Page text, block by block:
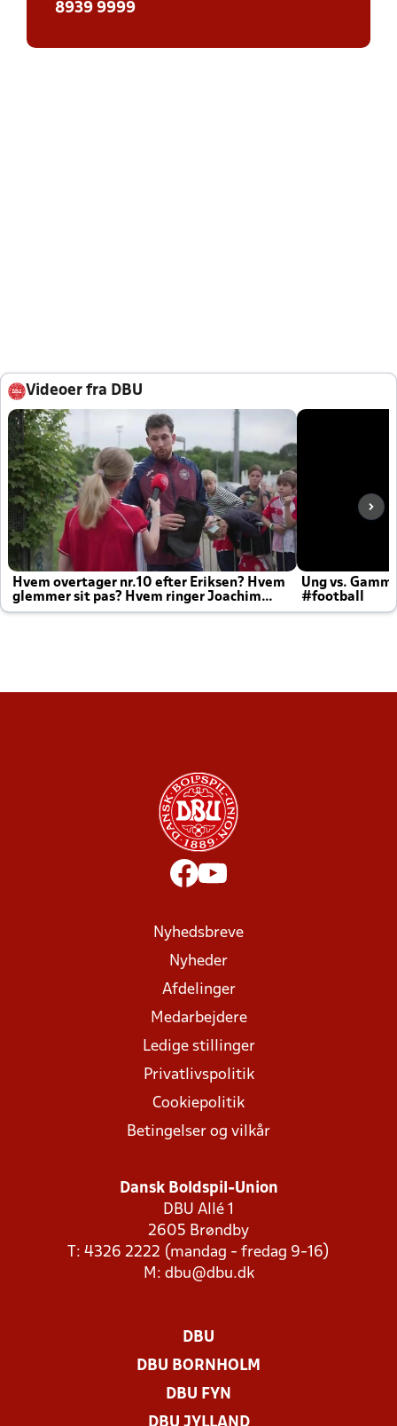
8939 9999
Videoer fra DBU
Hvem overtager nr.10 efter Eriksen? Hvem
glemmer sit pas? Hvem ringer Joachim
altid til efter kampe?
Ung vs.
#football
Nyhedsbreve
Nyheder
Afdelinger
Medarbejdere
Ledige stillinger
Privatlivspolitik
Cookiepolitik
Betingelser og vilkår
Dansk Boldspil-Union
DBU Allé 1
2605 Brøndby
T: 4326 2222 (mandag - fredag 9-16)
M: dbu@dbu.dk
DBU
DBU BORNHOLM
DBU FYN